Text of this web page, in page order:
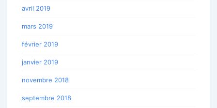
avril 2019
mars 2019
février 2019
janvier 2019
novembre 2018
septembre 2018